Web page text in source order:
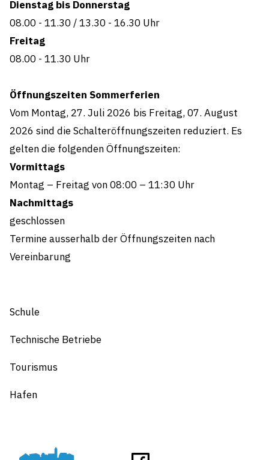
Dienstag bis Donnerstag
08.00 - 11.30/13.30 - 16.30 Uhr
Freitag
08.00 - 11.30 Uhr
Öffnungszeiten Sommerferien
Vom Montag, 27. Juli 2026 bis Freitag, 07. August
2026 sind die Schalteröffnungszeiten reduziert. Es
gelten die folgenden Öffnungszeiten:
Vormittags
Montag – Freitag von 08:00 – 11:30 Uhr
Nachmittags
geschlossen
Termine ausserhalb der Öffnungszeiten nach
Vereinbarung
Schule
Technische Betriebe
Tourismus
Hafen